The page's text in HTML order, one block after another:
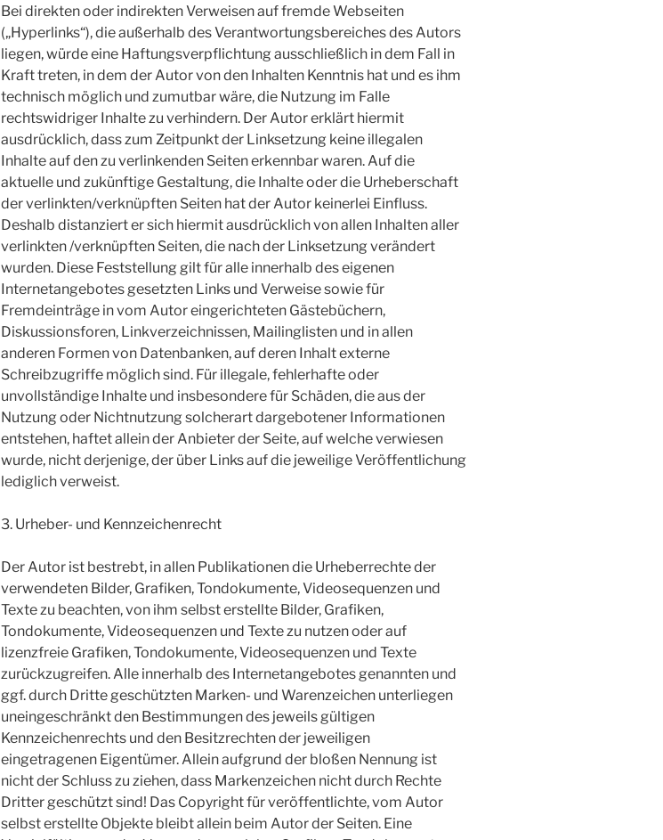
Bei direkten oder indirekten Verweisen auf fremde Webseiten
(„Hyperlinks“), die außerhalb des Verantwortungsbereiches des Autors
liegen, würde eine Haftungsverpflichtung ausschließlich in dem Fall in
Kraft treten, in dem der Autor von den Inhalten Kenntnis hat und es ihm
technisch möglich und zumutbar wäre, die Nutzung im Falle
rechtswidriger Inhalte zu verhindern. Der Autor erklärt hiermit
ausdrücklich, dass zum Zeitpunkt der Linksetzung keine illegalen
Inhalte auf den zu verlinkenden Seiten erkennbar waren. Auf die
aktuelle und zukünftige Gestaltung, die Inhalte oder die Urheberschaft
der verlinkten/verknüpften Seiten hat der Autor keinerlei Einfluss.
Deshalb distanziert er sich hiermit ausdrücklich von allen Inhalten aller
verlinkten /verknüpften Seiten, die nach der Linksetzung verändert
wurden. Diese Feststellung gilt für alle innerhalb des eigenen
Internetangebotes gesetzten Links und Verweise sowie für
Fremdeinträge in vom Autor eingerichteten Gästebüchern,
Diskussionsforen, Linkverzeichnissen, Mailinglisten und in allen
anderen Formen von Datenbanken, auf deren Inhalt externe
Schreibzugriffe möglich sind. Für illegale, fehlerhafte oder
unvollständige Inhalte und insbesondere für Schäden, die aus der
Nutzung oder Nichtnutzung solcherart dargebotener Informationen
entstehen, haftet allein der Anbieter der Seite, auf welche verwiesen
wurde, nicht derjenige, der über Links auf die jeweilige Veröffentlichung
lediglich verweist.
3. Urheber- und Kennzeichenrecht
Der Autor ist bestrebt, in allen Publikationen die Urheberrechte der
verwendeten Bilder, Grafiken, Tondokumente, Videosequenzen und
Texte zu beachten, von ihm selbst erstellte Bilder, Grafiken,
Tondokumente, Videosequenzen und Texte zu nutzen oder auf
lizenzfreie Grafiken, Tondokumente, Videosequenzen und Texte
zurückzugreifen. Alle innerhalb des Internetangebotes genannten und
ggf. durch Dritte geschützten Marken- und Warenzeichen unterliegen
uneingeschränkt den Bestimmungen des jeweils gültigen
Kennzeichenrechts und den Besitzrechten der jeweiligen
eingetragenen Eigentümer. Allein aufgrund der bloßen Nennung ist
nicht der Schluss zu ziehen, dass Markenzeichen nicht durch Rechte
Dritter geschützt sind! Das Copyright für veröffentlichte, vom Autor
selbst erstellte Objekte bleibt allein beim Autor der Seiten. Eine